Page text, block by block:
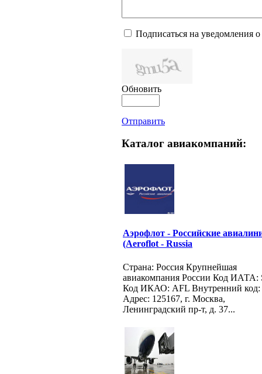
Подписаться на уведомления
Обновить
Отправить
Каталог авиакомпаний:
Аэрофлот - Российские
(Aeroflot - Russia
Страна: Россия Крупнейшая
авиакомпания России Код ИАТА:
Код ИКАО: AFL Внутренний
Адрес: 125167, г. Москва,
Ленинградский пр-т, д. 37...